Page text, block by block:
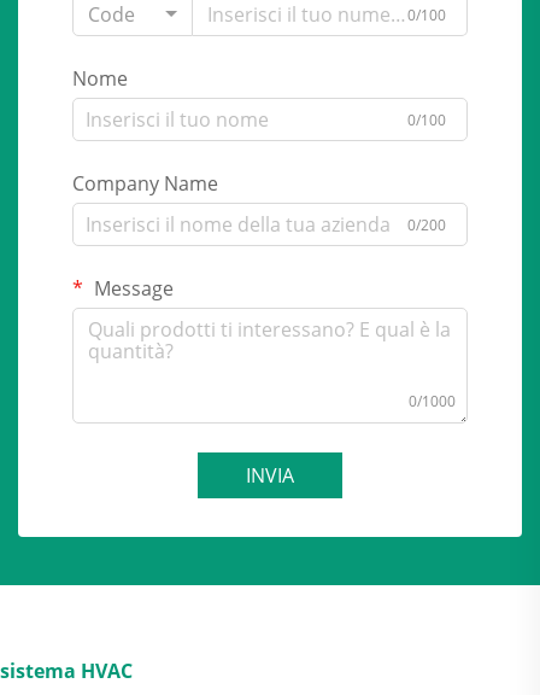
Code
0/100
Nome
0/100
Company Name
0/200
Message
0/1000
INVIA
sistema HVAC